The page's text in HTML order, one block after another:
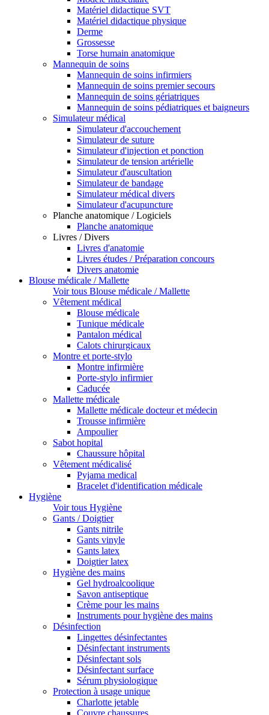
Matériel didactique SVT
Matériel didactique physique
Derme
Grossesse
Torse humain anatomique
Mannequin de soins
Mannequin de soins infirmiers
Mannequin de soins premier secours
Mannequin de soins gériatriques
Mannequin de soins pédiatriques et baigneurs
Simulateur médical
Simulateur d'accouchement
Simulateur de suture
Simulateur d'injection et ponction
Simulateur de tension artérielle
Simulateur d'auscultation
Simulateur de bandage
Simulateur médical divers
Simulateur d'acupuncture
Planche anatomique / Logiciels
Planche anatomique
Livres / Divers
Livres d'anatomie
Livres études / Préparation concours
Divers anatomie
Blouse médicale / Mallette
Voir tous Blouse médicale / Mallette
Vêtement médical
Blouse médicale
Tunique médicale
Pantalon médical
Calots chirurgicaux
Montre et porte-stylo
Montre infirmière
Porte-stylo infirmier
Caducée
Mallette médicale
Mallette médicale docteur et médecin
Trousse infirmière
Ampoulier
Sabot hopital
Chaussure hôpital
Vêtement médicalisé
Pyjama medical
Bracelet d'identification médicale
Hygiène
Voir tous Hygiène
Gants / Doigtier
Gants nitrile
Gants vinyle
Gants latex
Doigtier latex
Hygiène des mains
Gel hydroalcoolique
Savon antiseptique
Crème pour les mains
Instruments pour hygiène des mains
Désinfection
Lingettes désinfectantes
Désinfectant instruments
Désinfectant sols
Désinfectant surface
Sérum physiologique
Protection à usage unique
Charlotte jetable
Couvre chaussures